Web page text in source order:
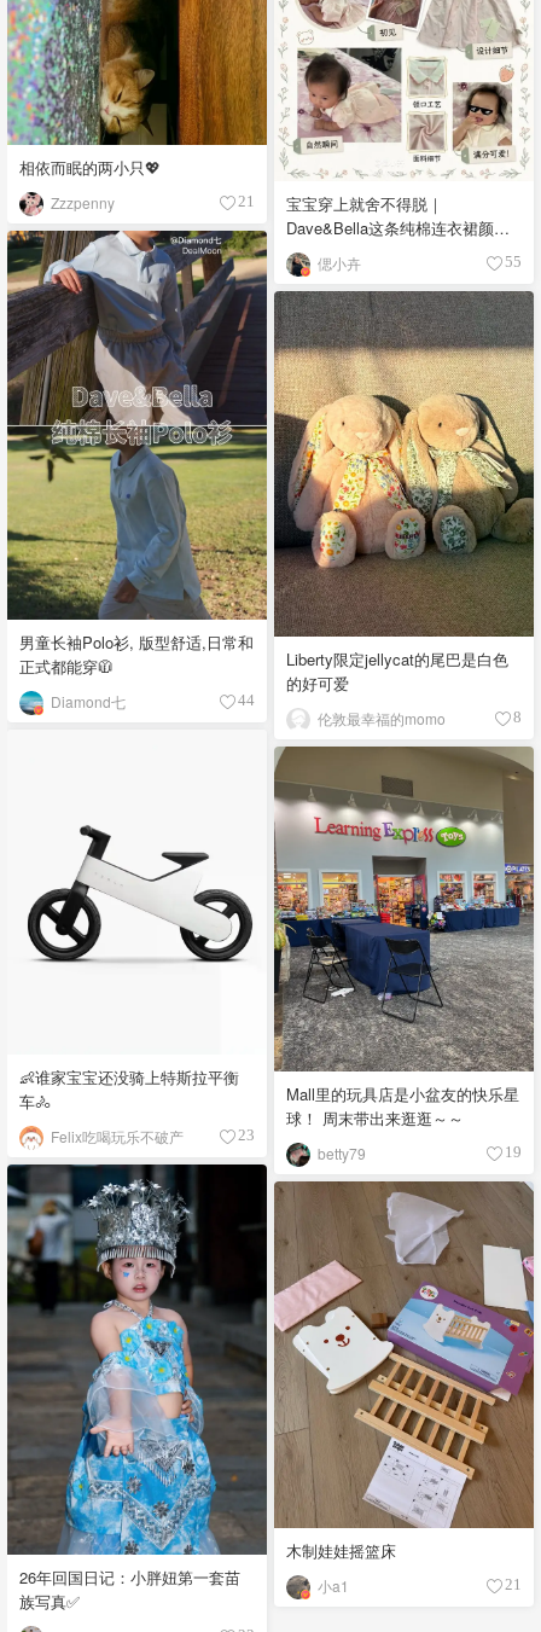
相依而眠的两小只💖
Zzzpenny 21
宝宝穿上就舍不得脱｜
Dave&Bella这条纯棉连衣裙颜值
和舒适度都在线✨
偲小卉 55
男童长袖Polo衫, 版型舒适,日常和
正式都能穿🧥
Diamond七 44
Liberty限定jellycat的尾巴是白色
的好可爱
伦敦最幸福的momo 8
👶谁家宝宝还没骑上特斯拉平衡
车🚴
Felix吃喝玩乐不破产 23
Mall里的玩具店是小盆友的快乐星
球！ 周末带出来逛逛～～
betty79 19
26年回国日记：小胖妞第一套苗
族写真✅
木制娃娃摇篮床
小a1 21